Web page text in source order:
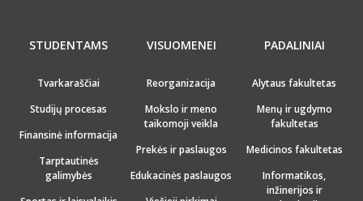
STUDENTAMS
Tvarkaraščiai
Studijų procesas
Finansinė informacija
Tarptautinės
galimybės
VISUOMENEI
Reorganizacija
Mokslo ir meno
taikomoji veikla
Prekės ir paslaugos
Edukacinės paslaugos
PADALINIAI
Alytaus fakultetas
Menų ir ugdymo
fakultetas
Medicinos fakultetas
Informatikos,
inžinerijos ir